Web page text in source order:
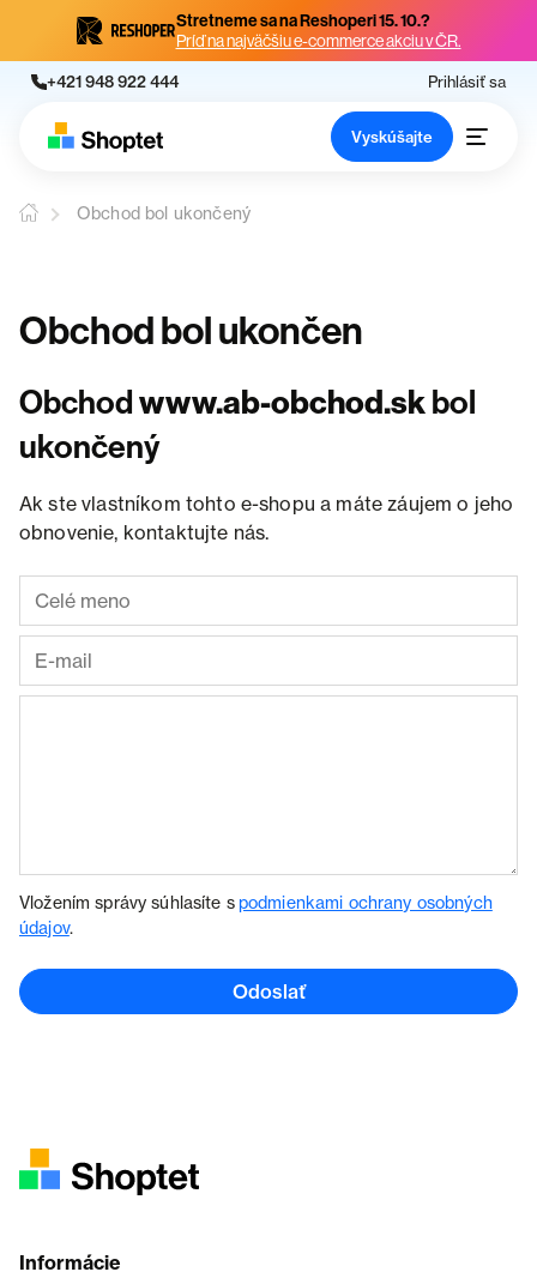
Stretneme sa na Reshoperi 15. 10.?
Príď na najväčšiu e-commerce akciu v ČR.
+421 948 922 444 Prihlásiť sa
Vyskúšajte
Obchod bol ukončený
Obchod bol ukončen
Obchodwww.ab-obchod.skbol
ukončený
Ak ste vlastníkom tohto e-shopu a máte záujem o jeho
obnovenie, kontaktujte nás.
Vložením správy súhlasíte spodmienkami ochrany osobných
údajov.
Odoslať
Informácie